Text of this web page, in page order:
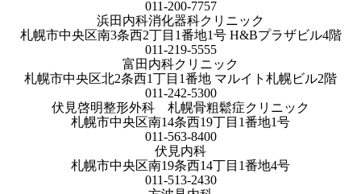
011-200-7757
浜田内科消化器科クリニック
札幌市中央区南3条西2丁目1番地1号 H&Bプラザビル4階
011-219-5555
富田内科クリニック
札幌市中央区北2条西1丁目1番地 マルイト札幌ビル2階
011-242-5300
伏見啓明整形外科 札幌骨粗鬆症クリニック
札幌市中央区南14条西19丁目1番地1号
011-563-8400
伏見内科
札幌市中央区南19条西14丁目1番地4号
011-513-2430